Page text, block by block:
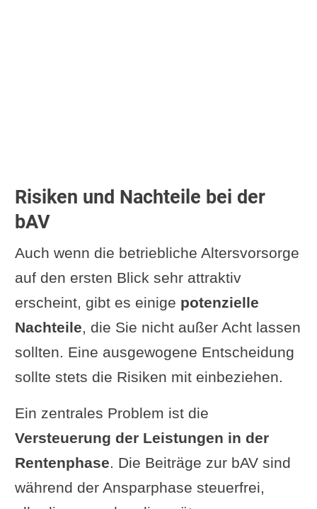
Risiken und Nachteile bei der
bAV
Auch wenn die betriebliche Altersvorsorge
auf den ersten Blick sehr attraktiv
erscheint, gibt es einige potenzielle
Nachteile, die Sie nicht außer Acht lassen
sollten. Eine ausgewogene Entscheidung
sollte stets die Risiken mit einbeziehen.
Ein zentrales Problem ist die
Versteuerung der Leistungen in der
Rentenphase. Die Beiträge zur bAV sind
während der Ansparphase steuerfrei,